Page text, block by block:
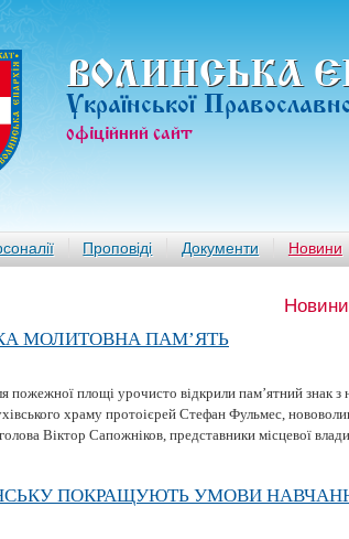
ВОЛИНСЬКА
Української
офiцiйний сайт
Проповіді Документи Новини
Новини
МОЛИТОВНА ПАМ’ЯТЬ
пожежної площі урочисто відкрили пам’ятний знак
храму протоієрей Стефан Фульмес,
Віктор Сапожніков, представники місцевої
ПОКРАЩУЮТЬ УМОВИ